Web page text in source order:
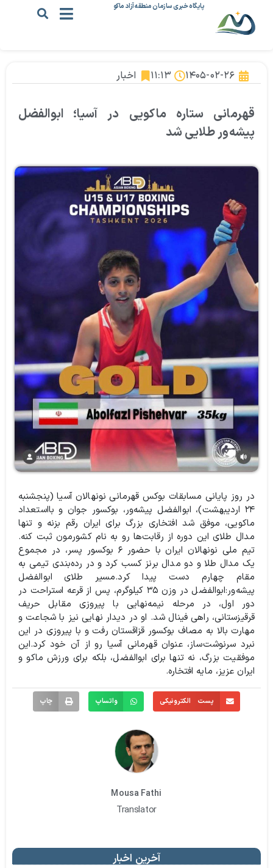
پایگاه خبری سازمان منطقه آزاد ماکو
۱۴۰۵-۰۲-۲۶ ۱۱:۱۳ اخبار
قهرمانی ستاره ماکویی در آسیا؛ ابوالفضل
پیشه‌ور طلایی شد
در روز پایانی مسابقات بوکس قهرمانی نونهالان آسیا (پنجشنبه
۲۴ اردیبهشت)، ابوالفضل پیشه‌ور، بوکسور جوان و بااستعداد
ماکویی، موفق شد افتخاری بزرگ برای ایران رقم بزنه و تنها
مدال طلای این دوره از رقابت‌ها رو به نام کشورمون ثبت کنه.
تیم ملی نونهالان ایران با حضور ۶ بوکسور پسر، در مجموع
یک مدال طلا و دو مدال برنز کسب کرد و در رده‌بندی تیمی به
مقام چهارم دست پیدا کرد.مسیر طلای ابوالفضل
پیشه‌ور:
ابوالفضل در وزن ۳۵ کیلوگرم، پس از قرعه استراحت در
دور اول، در مرحله نیمه‌نهایی با پیروزی مقابل حریف
قرقیزستانی، راهی فینال شد. او در دیدار نهایی نیز با شجاعت و
مهارت بالا به مصاف بوکسور قزاقستان رفت و با پیروزی در این
نبرد سرنوشت‌ساز، عنوان قهرمانی آسیا رو از آن خود کرد.این
موفقیت بزرگ، نه تنها برای ابوالفضل، بلکه برای ورزش ماکو و
ایران عزیز، مایه افتخاره.
پست الکترونیکی واتساپ چاپ
Mousa Fathi
Translator
آخرین اخبار